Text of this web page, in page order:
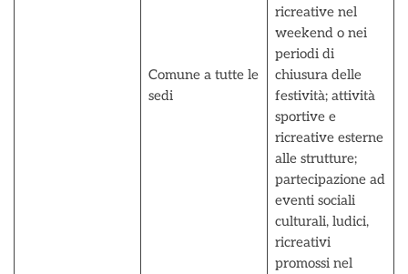
Comune a tutte le
sedi
ricreative nel
weekend o nei
periodi di
chiusura delle
festività; attività
sportive e
ricreative esterne
alle strutture;
partecipazione ad
eventi sociali
culturali, ludici,
ricreativi
promossi nel